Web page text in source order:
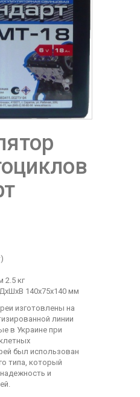
2.5 кг
140х75х140 мм
изготовлены на
линии
в Украине при
был использован
типа, который
и